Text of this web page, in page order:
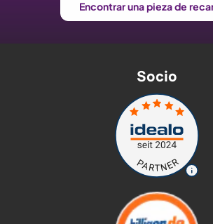
Encontrar una pieza de
Socio